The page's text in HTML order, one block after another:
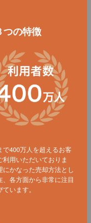
つの特徴
で400万人を超えるお客
利用いただいておりま
にかなった売却方法とし
、各方面から非常に注目
います。